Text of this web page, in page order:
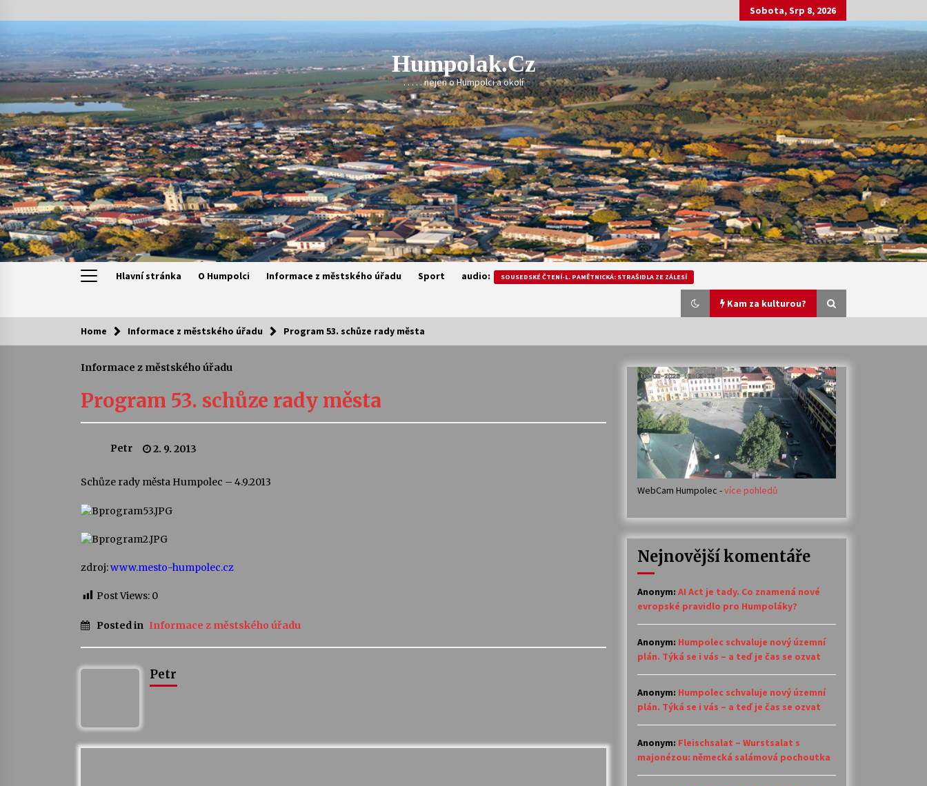
to
Sobota, Srp 8, 2026
Humpolak.cz
. . . . . nejen o Humpolci a okolí
Hlavní stránka O Humpolci Informace z městského úřadu Sport audio: SOUSEDSKÉ ČTENÍ-L. PAMĚTNICKÁ: STRAŠIDLA ZE ZÁLESÍ
Kam za kulturou?
Kam za kulturou?
Camerata a Sukuba Ensemble
4. 8. 2026
Veselí muzikanti
30. 7. 2026
Pozvánka na integrační festival
Quijotova šedesátka: 28. 7.–1. 8.
28. 7. 2026
Votavžatský ploty
23. 7. 2026
Letní koncerty ve Stromovce: Rufus
14. 7. 2026
Za kulturou kousek za Humpolec. V
30. 6. 2026
Home Informace z městského úřadu Program 53. schůze rady města
Informace z městského úřadu
Program 53. schůze rady města
Petr 2. 9. 2013
Schůze rady města Humpolec – 4.9.2013
zdroj:www.mesto-humpolec.cz
Post Views: 0
Posted in Informace z městského úřadu
Petr
WebCam Humpolec -více pohledů
Nejnovější komentáře
Anonym: AI Act je tady. Co znamená nové
evropské pravidlo pro Humpoláky?
Anonym: Humpolec schvaluje nový územní
plán. Týká se i vás – a teď je čas se ozvat
Anonym: Humpolec schvaluje nový územní
plán. Týká se i vás – a teď je čas se ozvat
Anonym: Fleischsalat – Wurstsalat s
majonézou: německá salámová pochoutka